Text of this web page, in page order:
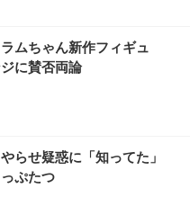
ムちゃん新作フィギュ
に賛否両論
らせ疑惑に「知ってた」
ぷたつ